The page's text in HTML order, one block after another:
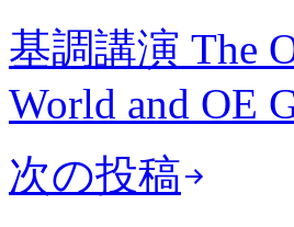
基調講演 The
World and OE
次の投稿